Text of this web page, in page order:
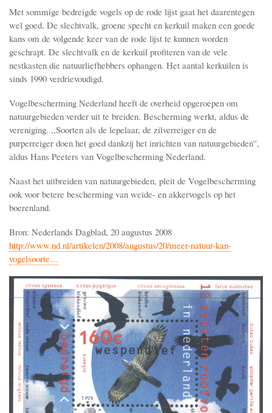
Met sommige bedreigde vogels op de rode lijst gaat het daarentegen
wel goed. De slechtvalk, groene specht en kerkuil maken een goede
kans om de volgende keer van de rode lijst te kunnen worden
geschrapt. De slechtvalk en de kerkuil profiteren van de vele
nestkasten die natuurliefhebbers ophangen. Het aantal kerkuilen is
sinds 1990 verdrievoudigd.
Vogelbescherming Nederland heeft de overheid opgeroepen om
natuurgebieden verder uit te breiden. Bescherming werkt, aldus de
vereniging. ,,Soorten als de lepelaar, de zilverreiger en de
purperreiger doen het goed dankzij het inrichten van natuurgebieden'',
aldus Hans Peeters van Vogelbescherming Nederland.
Naast het uitbreiden van natuurgebieden, pleit de Vogelbescherming
ook voor betere bescherming van weide- en akkervogels op het
boerenland.
Bron: Nederlands Dagblad, 20 augustus 2008
http://www.nd.nl/artikelen/2008/augustus/20/meer-natuur-kan-
vogelsoorte…